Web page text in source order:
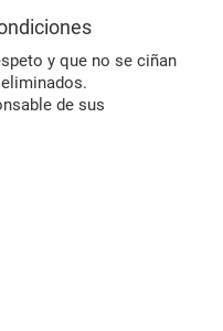
y que no se ciñan
de sus